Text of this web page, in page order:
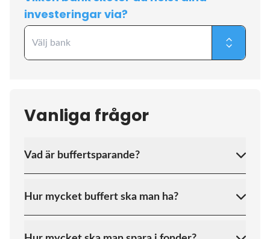
investeringar via?
Vanliga frågor
Vad är buffertsparande?
Hur mycket buffert ska man ha?